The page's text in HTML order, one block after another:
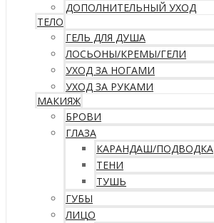
ДОПОЛНИТЕЛЬНЫЙ УХОД
ТЕЛО
ГЕЛЬ ДЛЯ ДУША
ЛОСЬОНЫ/КРЕМЫ/ГЕЛИ
УХОД ЗА НОГАМИ
УХОД ЗА РУКАМИ
МАКИЯЖ
БРОВИ
ГЛАЗА
КАРАНДАШ/ПОДВОДКА
ТЕНИ
ТУШЬ
ГУБЫ
ЛИЦО